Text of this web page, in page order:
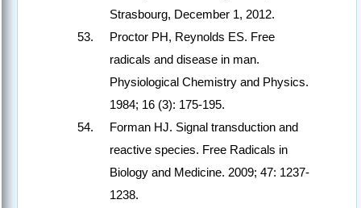
Strasbourg, December 1, 2012.
Proctor PH, Reynolds ES. Free
radicals and disease in man.
Physiological Chemistry and Physics.
1984; 16 (3): 175-195.
Forman HJ. Signal transduction and
reactive species. Free Radicals in
Biology and Medicine. 2009; 47: 1237-
1238.